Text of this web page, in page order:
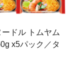
ードル トムヤム
x5パック／タ